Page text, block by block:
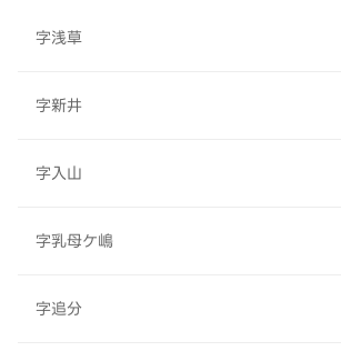
字浅草
字新井
字入山
字乳母ケ嶋
字追分